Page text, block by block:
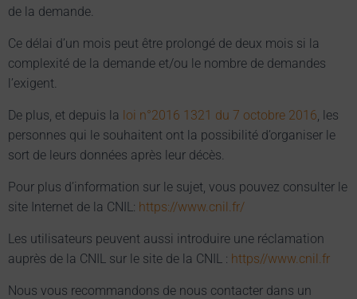
de la demande.
Ce délai d’un mois peut être prolongé de deux mois si la
complexité de la demande et/ou le nombre de demandes
l’exigent.
De plus, et depuis la loi n°2016 1321 du 7 octobre 2016, les
personnes qui le souhaitent ont la possibilité d’organiser le
sort de leurs données après leur décès.
Pour plus d’information sur le sujet, vous pouvez consulter le
site Internet de la CNIL: https://www.cnil.fr/
Les utilisateurs peuvent aussi introduire une réclamation
auprès de la CNIL sur le site de la CNIL : https//www.cnil.fr
Nous vous recommandons de nous contacter dans un